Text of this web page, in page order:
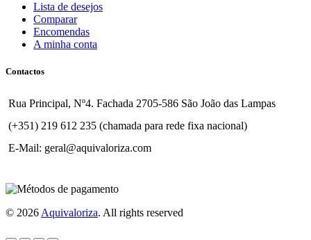
Lista de desejos
Comparar
Encomendas
A minha conta
Contactos
Rua Principal, Nº4. Fachada 2705-586 São João das Lampas
(+351) 219 612 235 (chamada para rede fixa nacional)
E-Mail: geral@aquivaloriza.com
© 2026 Aquivaloriza. All rights reserved